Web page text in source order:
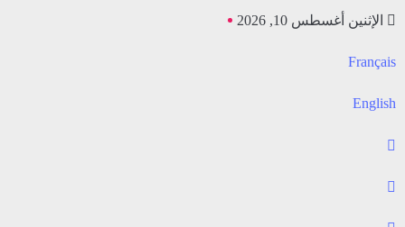
الإثنين أغسطس 10, 2026
Français
English